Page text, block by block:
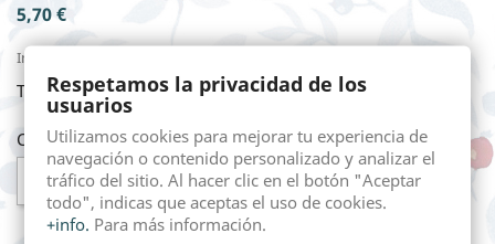
5,70 €
Impuestos incluidos
TAPETE NIDO BODOQUES BLANCO, 25X70 cm
Cantidad
 AÑADIR AL CARRITO
Respetamos la privacidad de los
usuarios
Utilizamos cookies para mejorar tu experiencia de
navegación o contenido personalizado y analizar el
tráfico del sitio. Al hacer clic en el botón "Aceptar
todo", indicas que aceptas el uso de cookies.
+info. Para más información.